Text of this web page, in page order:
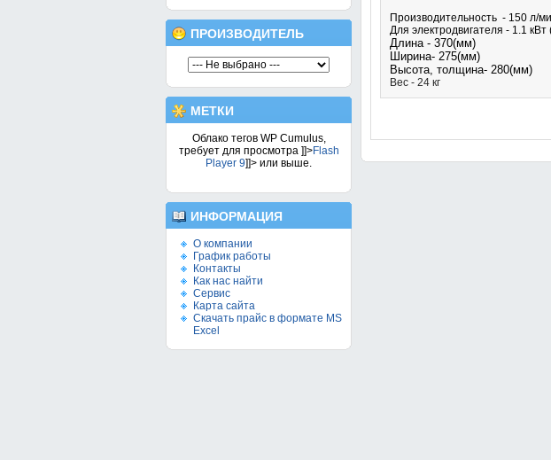
ПРОИЗВОДИТЕЛЬ
МЕТКИ
Облако тегов WP Cumulus,
требует для просмотра ]]>Flash
Player 9]]> или выше.
ИНФОРМАЦИЯ
О компании
График работы
Контакты
Как нас найти
Сервис
Карта сайта
Скачать прайс в формате MS
Excel
Производительность - 150 л/
Для электродвигателя - 1.1 кВт
Длина - 370(мм)
Ширина- 275(мм)
Высота, толщина- 280(мм)
Вес - 24 кг